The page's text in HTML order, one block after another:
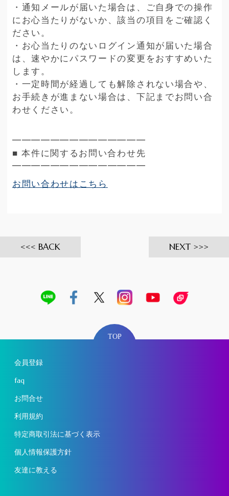
・通知メールが届いた場合は、ご自身での操作
にお心当たりがないか、該当の項目をご確認く
ださい。
・お心当たりのないログイン通知が届いた場合
は、速やかにパスワードの変更をおすすめいた
します。
・一定時間が経過しても解除されない場合や、
お手続きが進まない場合は、下記までお問い合
わせください。
━━━━━━━━━━━━━━
■ 本件に関するお問い合わせ先
━━━━━━━━━━━━━━
お問い合わせはこちら
BACK NEXT
TOP
会員登録
faq
お問合せ
利用規約
特定商取引法に基づく表示
個人情報保護方針
友達に教える